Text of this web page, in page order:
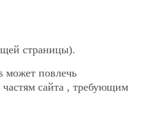
страницы).
может повлечь
сайта , требующим